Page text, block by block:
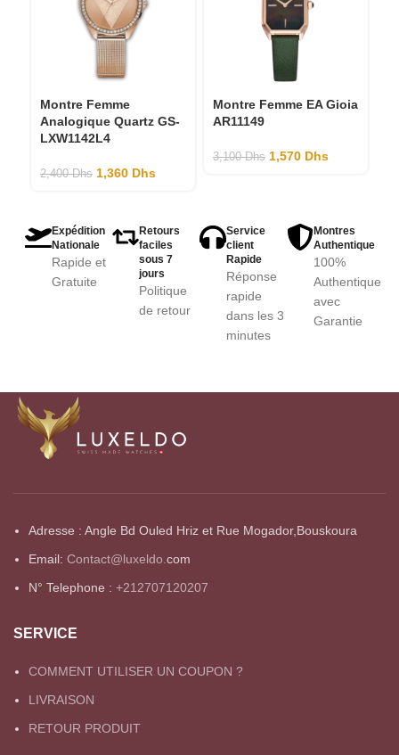
Montre Femme
Analogique Quartz GS-
LXW1142L4
2,400Dhs 1,360 Dhs
Montre Femme EA Gioia
AR11149
3,100Dhs 1,570 Dhs
Expédition
Nationale
Rapide et
Gratuite
Retours
faciles
sous 7
jours
Politique
de retour
Service
client
Rapide
Réponse
rapide
dans les 3
minutes
Montres
Authentique
100%
Authentique
avec
Garantie
Adresse : Angle Bd Ouled Hriz et Rue Mogador,Bouskoura
Email: Contact@luxeldo. com
N° Telephone : +212707120207
SERVICE
COMMENT UTILISER UN COUPON ?
LIVRAISON
RETOUR PRODUIT